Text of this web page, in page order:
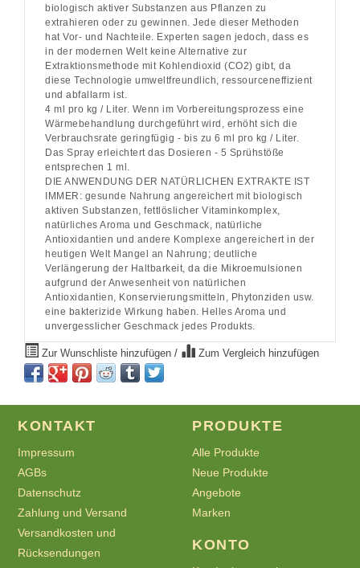
biologisch aktiver Substanzen aus Pflanzen zu
extrahieren oder zu gewinnen. Jede dieser Methoden
hat Vor- und Nachteile. Experten sagen jedoch, dass es
in der modernen Welt keine Alternative zur
Extraktionsmethode mit Kohlendioxid (CO2) gibt, da
diese Technologie umweltfreundlich, ressourceneffizient
und abfallarm ist.
4 ml pro kg / Liter. Wenn im Vorbereitungsprozess eine
Wärmebehandlung durchgeführt wird, erhöht sich die
Verbrauchsrate geringfügig - bis zu 6 ml pro kg / Liter.
Das Spray erleichtert das Dosieren - 5 Sprühstöße
entsprechen 1 ml.
DIE ANWENDUNG DER NATÜRLICHEN EXTRAKTE IST
IMMER: gesunde Nahrung angereichert mit biologisch
aktiven Substanzen, fettlöslicher Vitaminkomplex,
natürliches Aroma und Geschmack, natürliche
Antioxidantien und andere Komplexe angereichert in der
heutigen Welt Mangel an Nahrung; deutliche
Verlängerung der Haltbarkeit, da die Mikroemulsionen
aufgrund der Anwesenheit von natürlichen
Antioxidantien, Konservierungsmitteln, Phytonziden usw.
eine bakterizide Wirkung haben. Helles Aroma und
unvergesslicher Geschmack jedes Produkts.
Zur Wunschliste hinzufügen / Zum Vergleich hinzufügen
KONTAKT
Impressum
AGBs
Datenschutz
Zahlung und Versand
Versandkosten und
Rücksendungen
PRODUKTE
Alle Produkte
Neue Produkte
Angebote
Marken
KONTO